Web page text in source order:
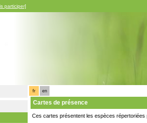
participer]
fr en
Cartes de présence
Ces cartes présentent les espèces répertoriées